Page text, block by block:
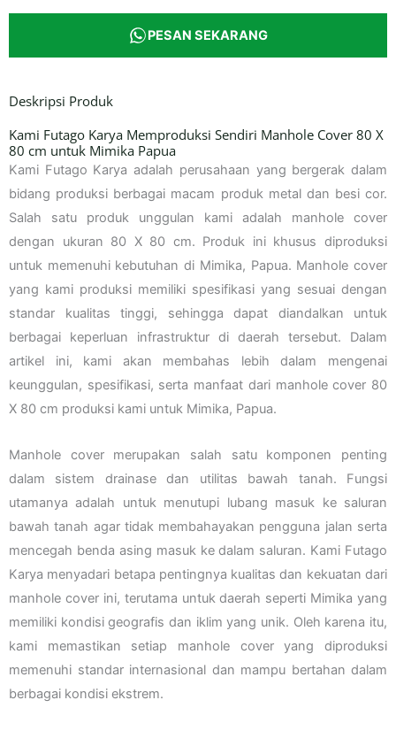
PESAN SEKARANG
Deskripsi Produk
Kami Futago Karya Memproduksi Sendiri Manhole Cover 80 X
80 cm untuk Mimika Papua
Kami Futago Karya adalah perusahaan yang bergerak dalam
bidang produksi berbagai macam produk metal dan besi cor.
Salah satu produk unggulan kami adalah manhole cover
dengan ukuran 80 X 80 cm. Produk ini khusus diproduksi
untuk memenuhi kebutuhan di Mimika, Papua. Manhole cover
yang kami produksi memiliki spesifikasi yang sesuai dengan
standar kualitas tinggi, sehingga dapat diandalkan untuk
berbagai keperluan infrastruktur di daerah tersebut. Dalam
artikel ini, kami akan membahas lebih dalam mengenai
keunggulan, spesifikasi, serta manfaat dari manhole cover 80
X 80 cm produksi kami untuk Mimika, Papua.
Manhole cover merupakan salah satu komponen penting
dalam sistem drainase dan utilitas bawah tanah. Fungsi
utamanya adalah untuk menutupi lubang masuk ke saluran
bawah tanah agar tidak membahayakan pengguna jalan serta
mencegah benda asing masuk ke dalam saluran. Kami Futago
Karya menyadari betapa pentingnya kualitas dan kekuatan dari
manhole cover ini, terutama untuk daerah seperti Mimika yang
memiliki kondisi geografis dan iklim yang unik. Oleh karena itu,
kami memastikan setiap manhole cover yang diproduksi
memenuhi standar internasional dan mampu bertahan dalam
berbagai kondisi ekstrem.